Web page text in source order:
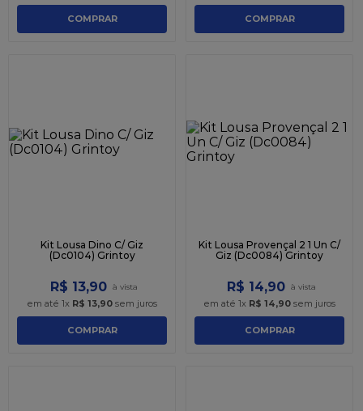
COMPRAR COMPRAR
Kit Lousa Dino C/ Giz
(Dc0104) Grintoy
R$ 13,90
em até 1x R$ 13,90 sem juros
COMPRAR
Kit Lousa Provençal 2 1 Un C/
Giz (Dc0084) Grintoy
R$ 14,90
em até 1x R$ 14,90 sem juros
COMPRAR